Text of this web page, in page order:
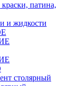
патина,
и жидкости
столярный